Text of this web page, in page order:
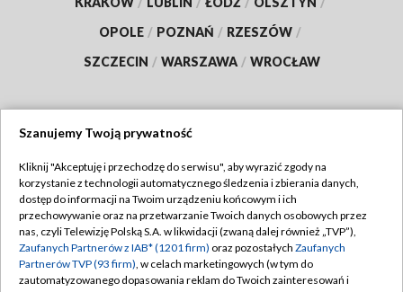
OPOLE / POZNAŃ / RZESZÓW /
SZCZECIN / WARSZAWA / WROCŁAW
TVP
Abonament TVP
Emisja w TVP
Centrum informacji TVP
Regulamin TVP
Polityka prywatności
Moje zgody
Szanujemy Twoją prywatność
Kliknij "Akceptuję i przechodzę do serwisu", aby wyrazić zgody na
korzystanie z technologii automatycznego śledzenia i zbierania danych,
dostęp do informacji na Twoim urządzeniu końcowym i ich
przechowywanie oraz na przetwarzanie Twoich danych osobowych przez
nas, czyli Telewizję Polską S.A. w likwidacji (zwaną dalej również „TVP”),
Zaufanych Partnerów z IAB* (1201 firm) oraz pozostałych Zaufanych
Partnerów TVP (93 firm), w celach marketingowych (w tym do
zautomatyzowanego dopasowania reklam do Twoich zainteresowań i